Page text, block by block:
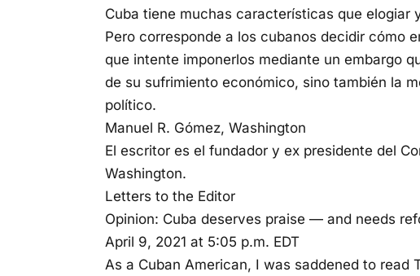
Cuba tiene muchas características que elogiar
Pero corresponde a los cubanos decidir cómo
que intente imponerlos mediante un embargo
de su sufrimiento económico, sino también la
político.
Manuel R. Gómez, Washington
El escritor es el fundador y ex presidente del
Washington.
Letters to the Editor
Opinion: Cuba deserves praise — and needs
April 9, 2021 at 5:05 p.m. EDT
As a Cuban American, I was saddened to read